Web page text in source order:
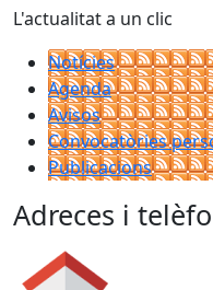
L'actualitat a un clic
Notícies
Agenda
Avisos
Convocatòries
Publicacions
Adreces i